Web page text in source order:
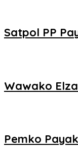
Satpol PP
Wawako
Pemko